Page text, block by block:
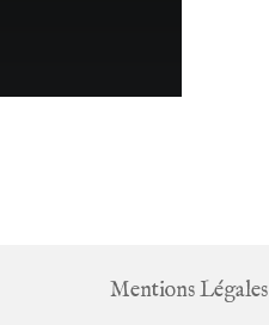
Mentions Légales